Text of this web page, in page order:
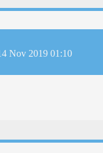
Nov 2019 01:10